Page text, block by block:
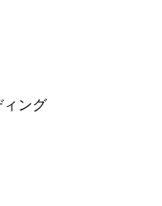
ィング